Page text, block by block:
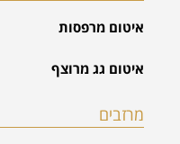
איטום מרפסות
איטום גג מרוצף
מרזבים